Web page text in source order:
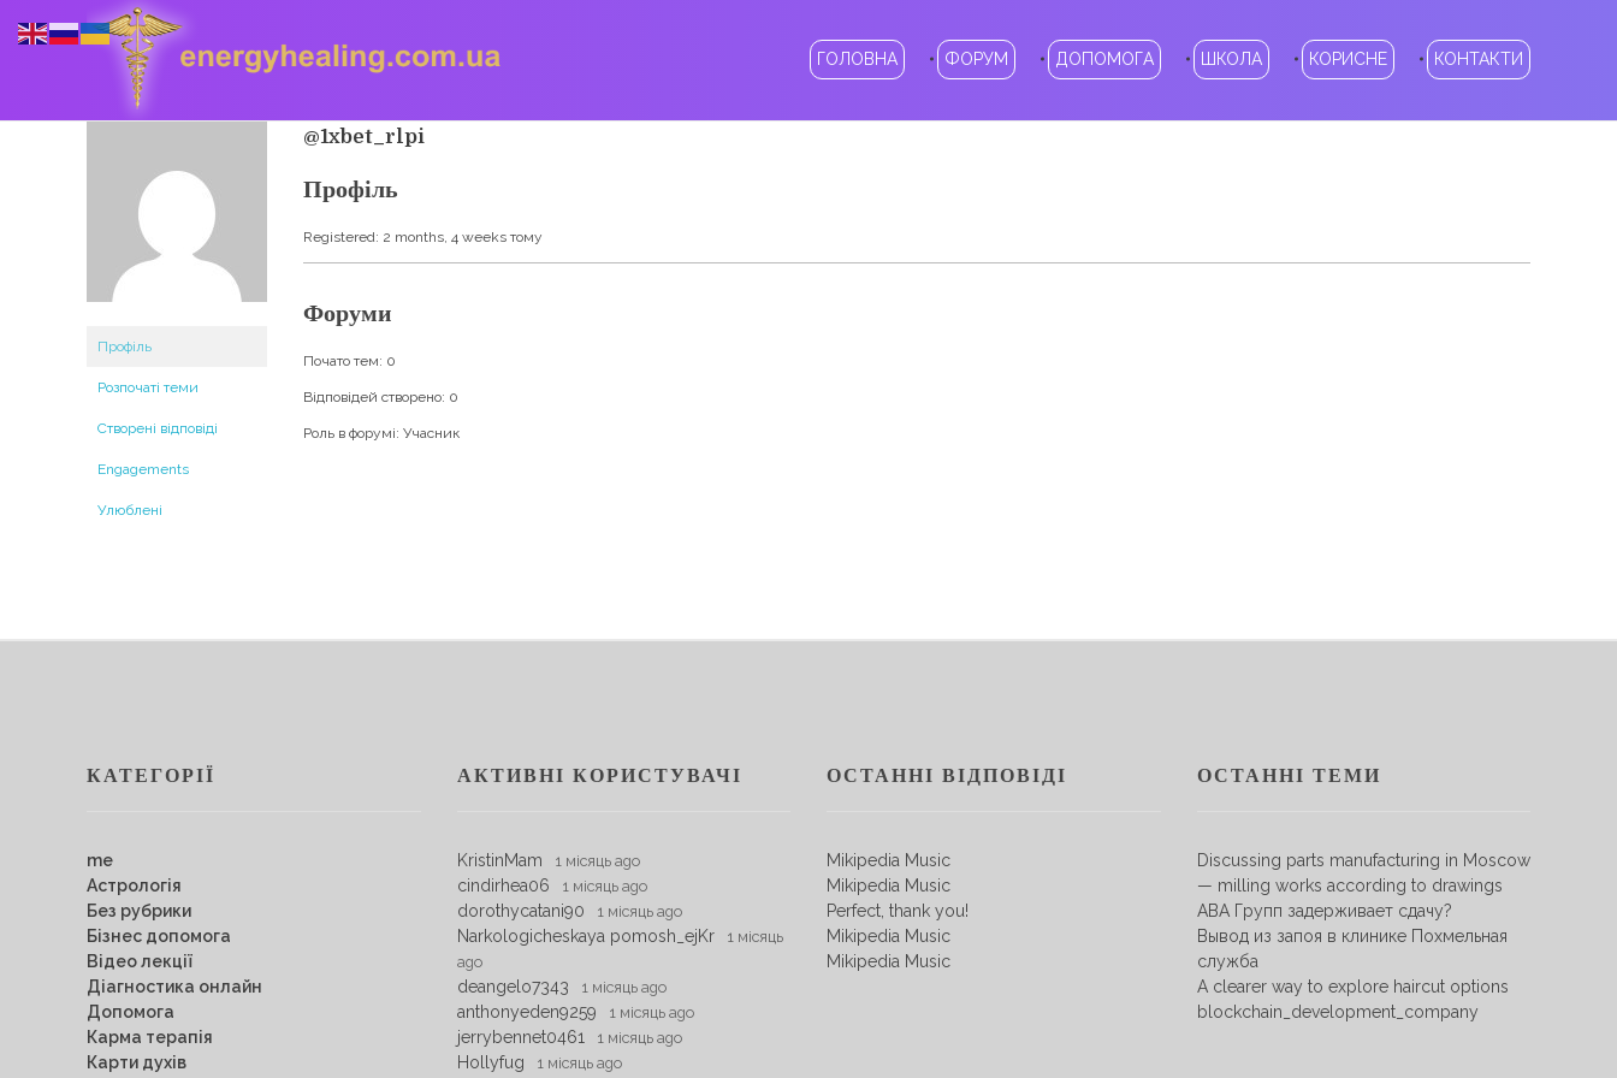
ГОЛОВНА ФОРУМ ДОПОМОГА ШКОЛА КОРИСНЕ КОНТАКТИ
Профіль
Розпочаті теми
Створені відповіді
Engagements
Улюблені
@1xbet_rlpi
Профіль
Registered: 2 months, 4 weeks тому
Форуми
Почато тем: 0
Відповідей створено: 0
Роль в форумі: Учасник
КАТЕГОРІЇ
me
Астрологія
Без рубрики
Бізнес допомога
Відео лекції
Діагностика онлайн
Допомога
Карма терапія
Карти духів
АКТИВНІ КОРИСТУВАЧІ
KristinMam 1 місяць ago
cindirhea06 1 місяць ago
dorothycatani90 1 місяць ago
Narkologicheskaya pomosh_ejKr
1 місяць
ago
deangelo7343 1 місяць ago
anthonyeden9259 1 місяць ago
jerrybennet0461 1 місяць ago
Hollyfug 1 місяць ago
ОСТАННІ ВІДПОВІДІ
Mikipedia Music
Mikipedia Music
Perfect, thank you!
Mikipedia Music
Mikipedia Music
ОСТАННІ ТЕМИ
Discussing parts manufacturing in Moscow
— milling works according to drawings
АВА Групп задерживает сдачу?
Вывод из запоя в клинике Похмельная
служба
A clearer way to explore haircut options
blockchain_development_company